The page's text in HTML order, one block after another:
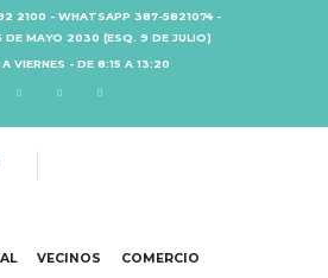
2100 - WHATSAPP 387-5821074 -
DE MAYO 2030 (ESQ. 9 DE JULIO)
A VIERNES - DE 8:15 A 13:20
VECINOS COMERCIO